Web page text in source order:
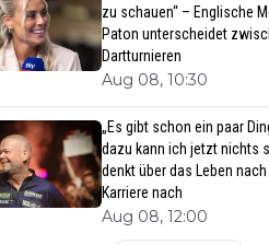
zu schauen“ – Englische
Paton unterscheidet
Dartturnieren
Aug 08, 10:30
„Es gibt schon ein paar
dazu kann ich jetzt nichts
denkt über das Leben
Karriere nach
Aug 08, 12:00